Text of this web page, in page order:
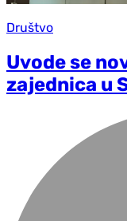
Društvo
Uvode se
zajednica u